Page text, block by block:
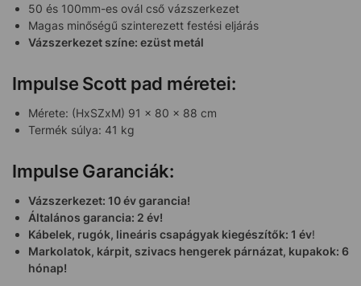
50 és 100mm-es ovál cső vázszerkezet
Magas minőségű szinterezett festési eljárás
Vázszerkezet színe: ezüst metál
Impulse Scott pad méretei:
Mérete: (HxSZxM) 91 x 80 x 88 cm
Termék súlya: 41 kg
Impulse Garanciák:
Vázszerkezet: 10 év garancia!
Általános garancia: 2 év!
Kábelek, rugók, lineáris csapágyak kiegészítők: 1 év!
Markolatok, kárpit, szivacs hengerek párnázat, kupakok: 6
hónap!